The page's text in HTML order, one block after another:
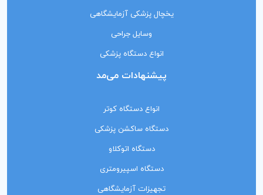
یخچال پزشکی آزمایشگاهی
وسایل جراحی
انواع دستگاه پزشکی
پیشنهادات می‌مد
انواع دستگاه کوتر
دستگاه ساکشن پزشکی
دستگاه اتوکلاو
دستگاه اسپیرومتری
تجهیزات آزمایشگاهی